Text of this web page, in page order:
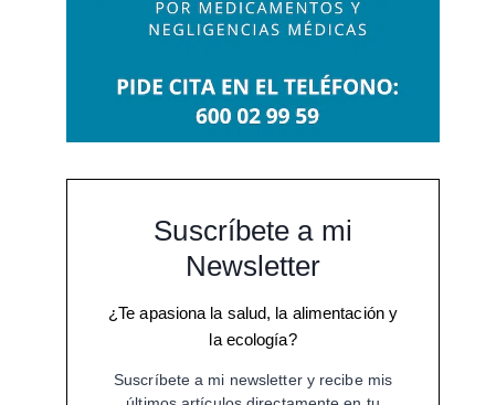
Suscríbete a mi
Newsletter
¿Te apasiona la salud, la alimentación y
la ecología?
Suscríbete a mi newsletter y recibe mis